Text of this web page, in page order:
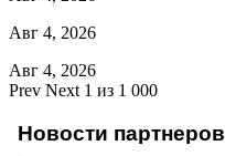
Авг 4, 2026
Авг 4, 2026
Prev Next 1 из 1 000
Новости партнеров